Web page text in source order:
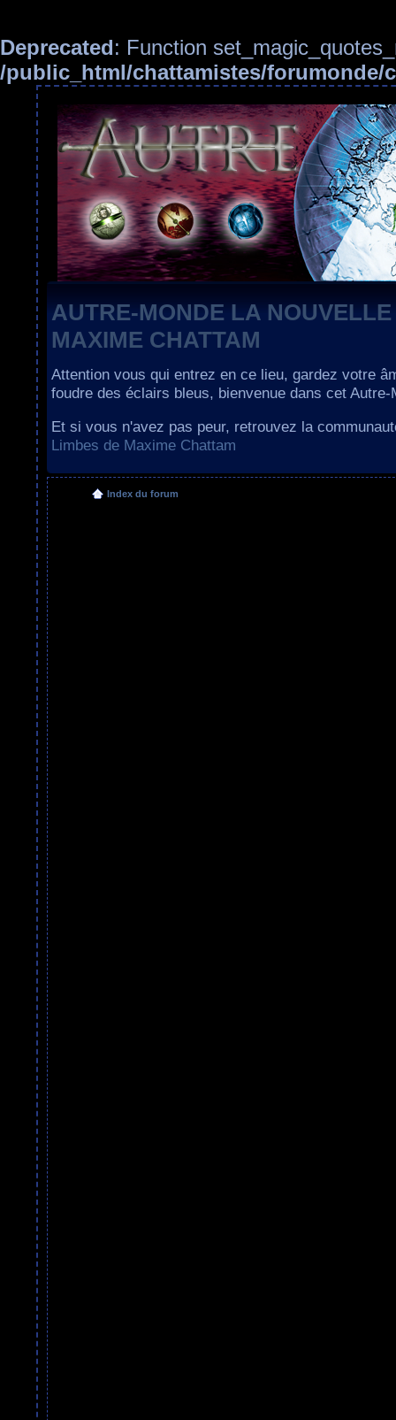
Deprecated: Function
/public_html/chattamistes/forumonde/
AUTRE-MONDE LA
MAXIME CHATTAM
Attention vous qui entrez en ce lieu, gardez votre
foudre des éclairs bleus, bienvenue dans cet Autre-
Et si vous n'avez pas peur, retrouvez la
Limbes de Maxime Chattam
Index du forum